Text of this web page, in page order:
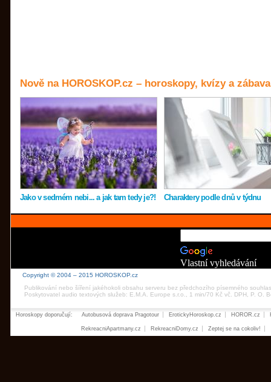
Nově na HOROSKOP.cz – horoskopy, kvízy a zábava
Jako v sedmém nebi... a jak tam tedy je?! Charaktery podle dnů v týdnu
Vlastní vyhledávání
Copyright © 2004 – 2015 HOROSKOP.cz
Publikování nebo šíření jakéhokoli obsahu serveru bez předchozího písemného
Poskytovatel audio textových služeb: E.M.A. Europe s.r.o., 1 min/70 Kč vč. DPH, P. O.
Horoskopy doporučují: Autobusová doprava Pragotour ErotickyHoroskop.cz HOROR.cz
RekreacniApartmany.cz RekreacniDomy.cz Zeptej se na cokoliv!